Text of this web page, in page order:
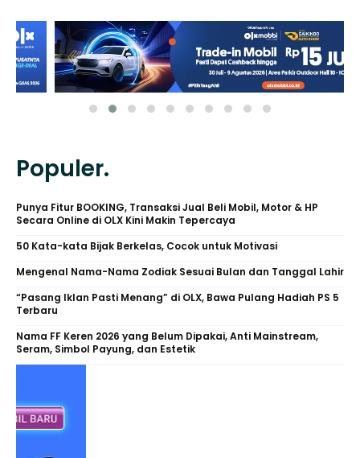
Populer.
Punya Fitur BOOKING, Transaksi Jual Beli Mobil, Motor & HP
Secara Online di OLX Kini Makin Tepercaya
50 Kata-kata Bijak Berkelas, Cocok untuk Motivasi
Mengenal Nama-Nama Zodiak Sesuai Bulan dan Tanggal Lahir
“Pasang Iklan Pasti Menang” di OLX, Bawa Pulang Hadiah PS 5
Terbaru
Nama FF Keren 2026 yang Belum Dipakai, Anti Mainstream,
Seram, Simbol Payung, dan Estetik